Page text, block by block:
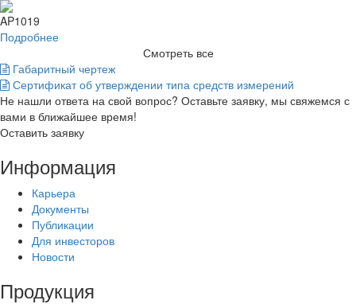
AP1019
Подробнее
Смотреть все
Габаритный чертеж
Сертификат об утверждении типа средств измерений
Не нашли ответа на свой вопрос? Оставьте заявку, мы свяжемся с
вами в ближайшее время!
Оставить заявку
Информация
Карьера
Документы
Публикации
Для инвесторов
Новости
Продукция